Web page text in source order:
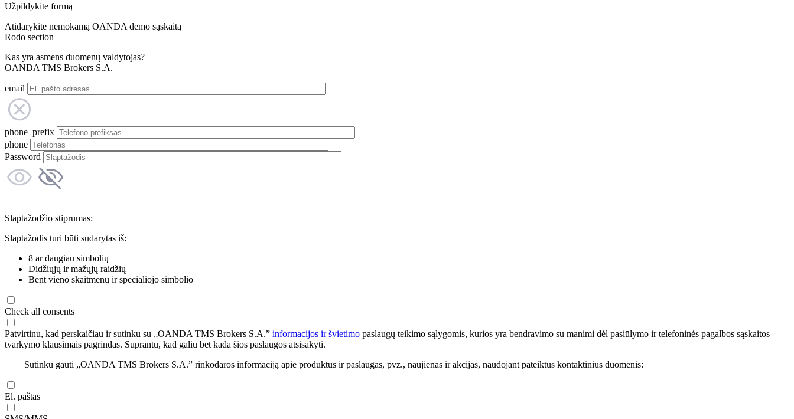
Užpildykite formą
Atidarykite nemokamą OANDA demo sąskaitą
Rodo section
Kas yra asmens duomenų valdytojas?
OANDA TMS Brokers S.A.
email
phone_prefix
phone
Password
Slaptažodžio stiprumas:
Slaptažodis turi būti sudarytas iš:
8 ar daugiau simbolių
Didžiųjų ir mažųjų raidžių
Bent vieno skaitmenų ir specialiojo simbolio
Check all consents
Patvirtinu, kad perskaičiau ir sutinku su „OANDA TMS Brokers S.A.” informacijos ir švietimo paslaugų teikimo sąlygomis, kurios yra bendravimo su manimi dėl pasiūlymo ir telefoninės pagalbos sąskaitos
tvarkymo klausimais pagrindas. Suprantu, kad galiu bet kada šios paslaugos atsisakyti.
Sutinku gauti „OANDA TMS Brokers S.A.” rinkodaros informaciją apie produktus ir paslaugas, pvz., naujienas ir akcijas, naudojant pateiktus kontaktinius duomenis:
El. paštas